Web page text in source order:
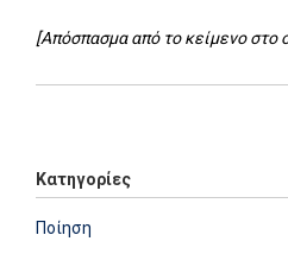
[Απόσπασμα από το κείμενο στο
Κατηγορίες
Ποίηση